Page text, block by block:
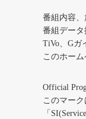
番組内容、
番組データ
TiVo、Gガ
このホー
Official
このマー
「